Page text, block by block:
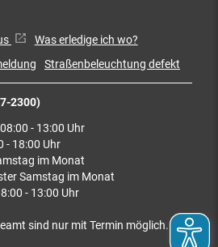
2300)
- 13:00 Uhr
- 18:00 Uhr
im Monat
Samstag im Monat
- 13:00 Uhr
sind nur mit Termin möglich.
Was erledige ich wo?
Straßenbeleuchtung defekt